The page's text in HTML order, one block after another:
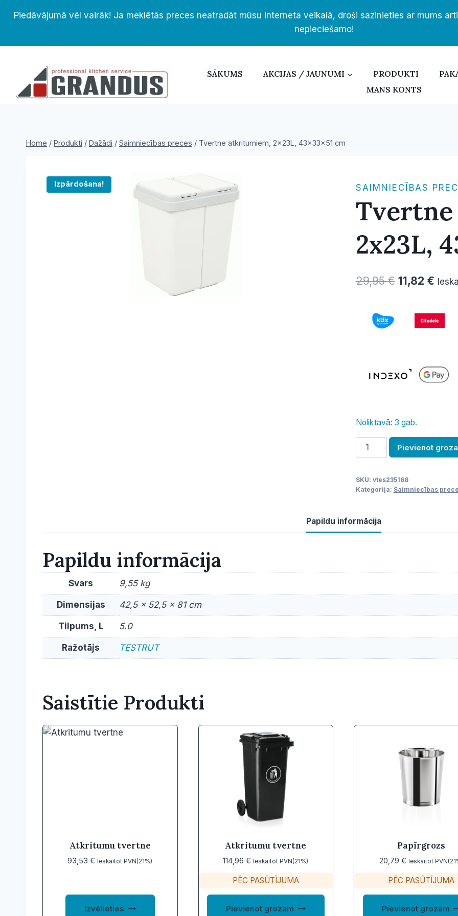
Piedāvājumā vēl vairāk! Ja meklētās preces neatradāt mūsu interneta veikalā, droši sazinieties ar mums
nepieciešamo!
SĀKUMS AKCIJAS / JAUNUMI PRODUKTI
MANS KONTS
Home / Produkti / Dažādi / Saimniecības preces / Tvertne atkritumiem, 2x23L, 43x33x51 cm
Izpārdošana! SAIMNIECĪBAS
2x23L,
29,95€ Original
was:
29,95 €.
11,82 €
is:
Noliktavā: 3 gab.
Tvertne
atkritumiem,
43x33x51
Pievienot
SKU: vtes235168
Kategorija: Saimniecības
Papildu informācija
Papildu informācija
Svars 9,55 kg
Dimensijas 42,5 × 52,5 × 81 cm
Tilpums, L 5.0
Ražotājs TESTRUT
Saistītie Produkti
Atkritumu tvertne
93,53€ Ieskaitot PVN(21%)
Izvēlieties
Atkritumu tvertne
114,96€ Ieskaitot PVN(21%)
PĒC PASŪTĪJUMA
Pievienot grozam
Papīrgrozs
20,79 € Ieskaitot
PĒC PASŪTĪJUMA
Pievienot grozam